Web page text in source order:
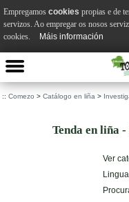
:: Comezo > Catálogo en liña >
Tenda en liña
Ver
Empregamos cookies propias e de
servizos. Ao empregar os nosos
cookies.
Máis información